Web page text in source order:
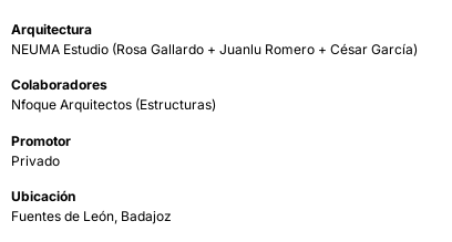
Arquitectura
NEUMA Estudio (Rosa Gallardo + Juanlu Romero + César García)
Colaboradores
Nfoque Arquitectos (Estructuras)
Promotor
Privado
Ubicación
Fuentes de León, Badajoz